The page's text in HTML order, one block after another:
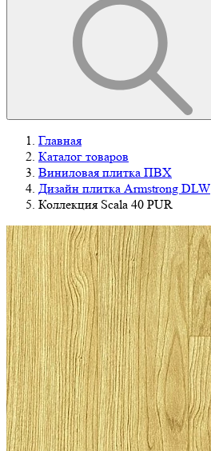
Главная
Каталог товаров
Виниловая плитка ПВХ
Дизайн плитка Armstrong DLW
Коллекция Scala 40 PUR